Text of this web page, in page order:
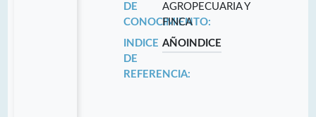
DE
CONOCIMIENTO:
AGROPECUARIA Y
FINCA
INDICE
DE
REFERENCIA:
AÑO INDICE